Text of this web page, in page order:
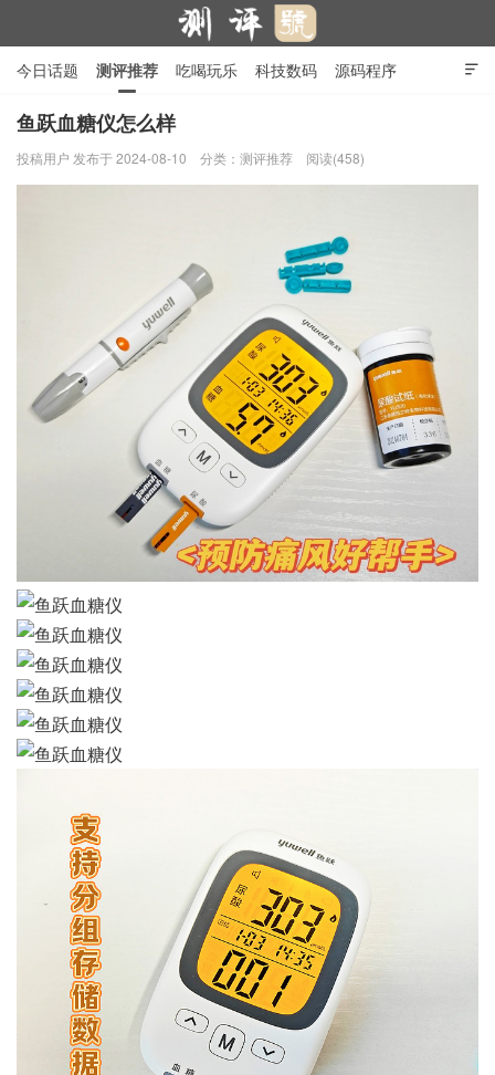
测评号

今日话题 测评推荐 吃喝玩乐 科技数码 源码程序
行业产品 在线投稿
鱼跃血糖仪怎么样
投稿用户 发布于 2024-08-10 分类： 测评推荐 阅读(458)